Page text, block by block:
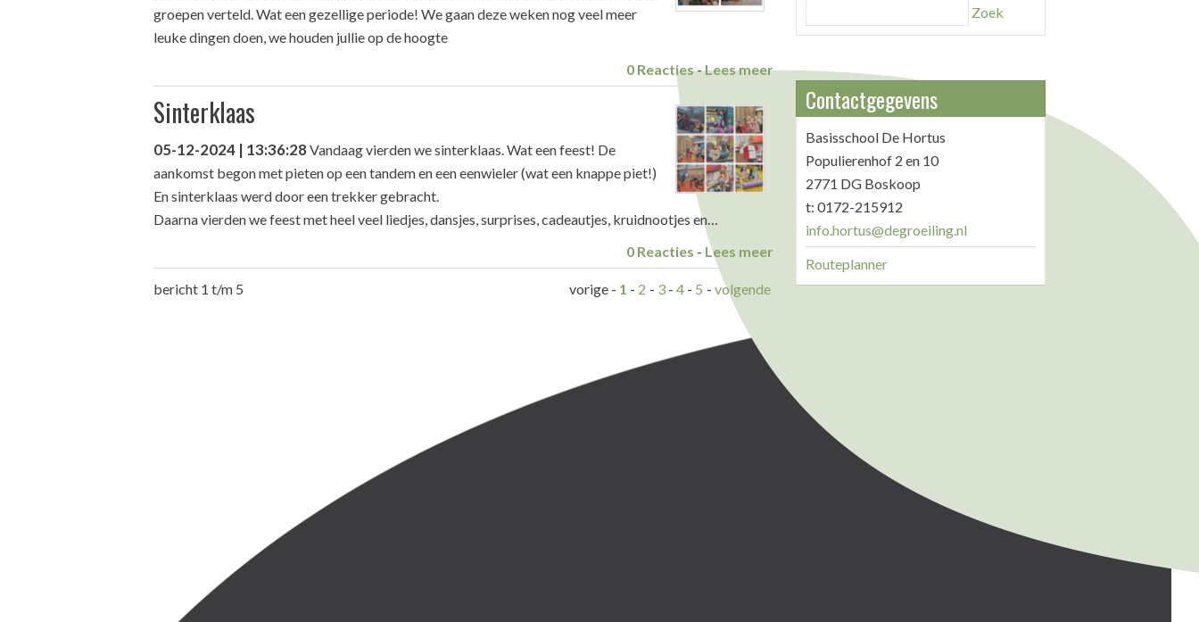
groepen verteld. Wat een gezellige periode! We gaan deze weken nog veel meer
leuke dingen doen, we houden jullie op de hoogte
0 Reacties-Lees meer
Sinterklaas
05-12-2024 | 13:36:28 Vandaag vierden we sinterklaas. Wat een feest! De
aankomst begon met pieten op een tandem en een eenwieler (wat een knappe piet!)
En sinterklaas werd door een trekker gebracht.
Daarna vierden we feest met heel veel liedjes, dansjes, surprises, cadeautjes, kruidnootjes en…
0 Reacties - Lees meer
bericht 1 t/m 5 vorige - 1 - 2 - 3 - 4 - 5 - volgende
Zoek
Contactgegevens
Basisschool De Hortus
Populierenhof 2 en 10
2771 DG Boskoop
t: 0172-215912
info.hortus@degroeiling.nl
Routeplanner